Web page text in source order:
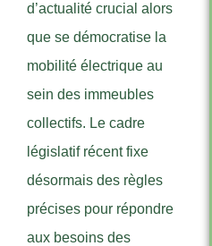
d’actualité crucial alors
que se démocratise la
mobilité électrique au
sein des immeubles
collectifs. Le cadre
législatif récent fixe
désormais des règles
précises pour répondre
aux besoins des